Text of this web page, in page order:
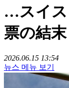
…スイス
票の結末
2026.06.15 13:54
뉴스 메뉴 보기